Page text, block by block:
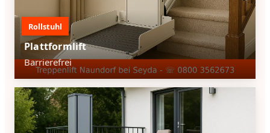
Rollstuhl
Plattformlift
Barrierefrei